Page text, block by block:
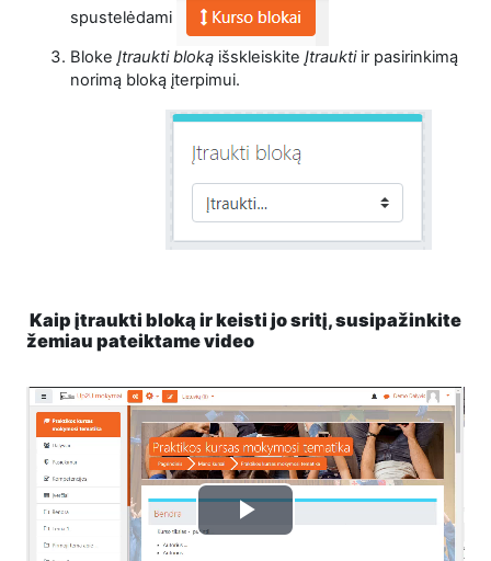
spustelėdami
Bloke Įtraukti bloką išskleiskite Įtraukti ir pasirinkimą
norimą bloką įterpimui.
Kaip įtraukti bloką ir keisti jo sritį, susipažinkite
žemiau pateiktame video
Play